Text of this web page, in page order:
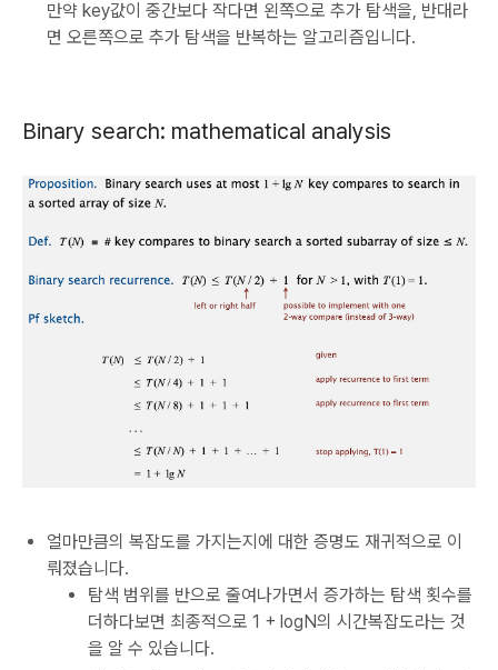
만약 key값이 중간보다 작다면 왼쪽으로 추가 탐색을, 반대라
면 오른쪽으로 추가 탐색을 반복하는 알고리즘입니다.
Binary search: mathematical analysis
얼마만큼의 복잡도를 가지는지에 대한 증명도 재귀적으로 이
뤄졌습니다.
탐색 범위를 반으로 줄여나가면서 증가하는 탐색 횟수를
더하다보면 최종적으로 1 + logN의 시간복잡도라는 것
을 알 수 있습니다.